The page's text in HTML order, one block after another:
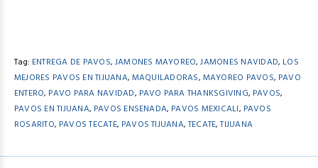
Tag: ENTREGA DE PAVOS, JAMONES MAYOREO,JAMONES NAVIDAD, LOS
MEJORES PAVOS EN TIJUANA, MAQUILADORAS, MAYOREO PAVOS, PAVO
ENTERO, PAVO PARA NAVIDAD, PAVO PARA THANKSGIVING, PAVOS,
PAVOS EN TIJUANA, PAVOS ENSENADA, PAVOS MEXICALI, PAVOS
ROSARITO, PAVOS TECATE, PAVOS TIJUANA,TECATE,TIJUANA